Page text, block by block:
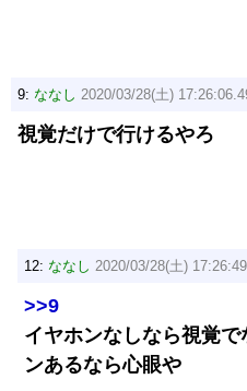
9: ななし 2020/03/28(土)
視覚だけで行けるやろ
12: ななし 2020/03/28(土)
>>9
イヤホンなしなら視覚
ンあるなら心眼や